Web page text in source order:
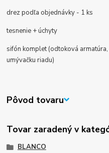
drez podľa objednávky - 1 ks
tesnenie + úchyty
sifón komplet (odtoková
umývačku riadu)
Pôvod tovaru
Tovar zaradený v
BLANCO